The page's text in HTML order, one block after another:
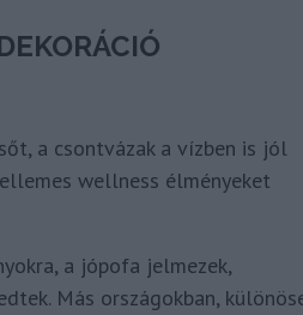
a csontvázak a vízben is jól
wellness élményeket
a jópofa jelmezek,
Más országokban,